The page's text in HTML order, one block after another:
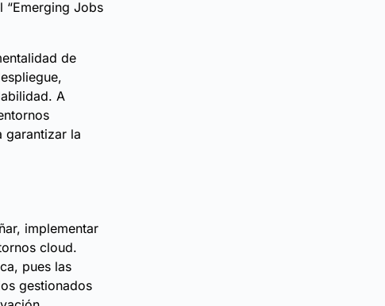
“Emerging Jobs
de
A
garantizar la
implementar
cloud.
pues las
gestionados